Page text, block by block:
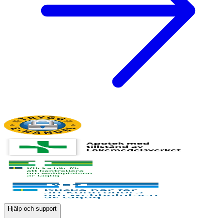
Hjälp och support